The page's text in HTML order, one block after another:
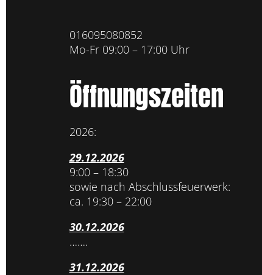
016095080852
Mo-Fr 09:00 – 17:00 Uhr
Öffnungszeiten
2026:
29.12.2026
9:00 – 18:30
sowie nach Abschlussfeuerwerk:
ca. 19:30 – 22:00
30.12.2026
…….
31.12.2026